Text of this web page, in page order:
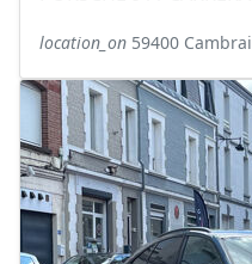
location_on 59400 Cambrai